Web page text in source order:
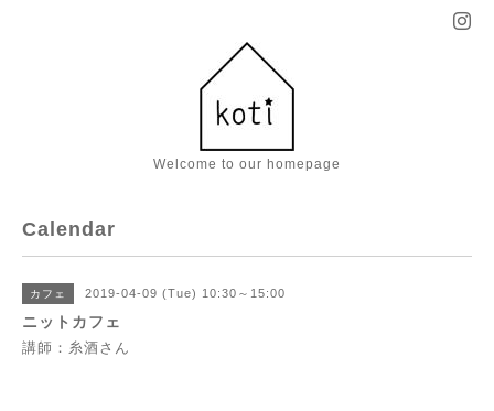
Welcome to our homepage
Calendar
カフェ 2019-04-09 (Tue) 10:30～15:00
ニットカフェ
講師：糸酒さん